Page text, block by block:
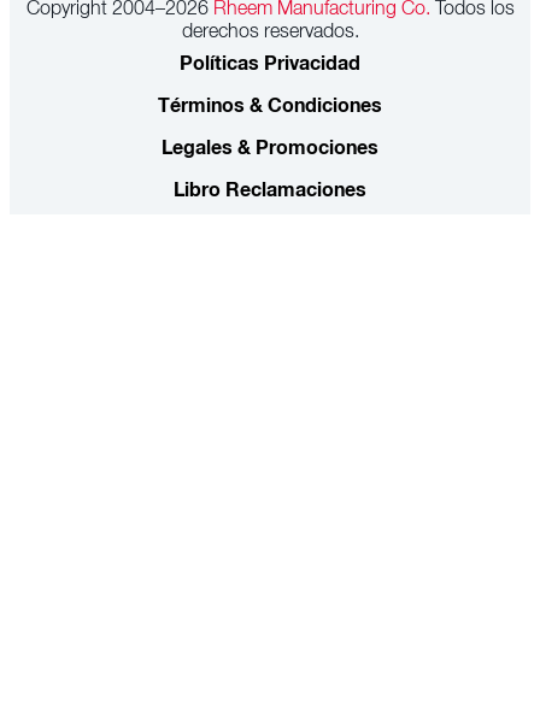
Copyright 2004–2026Rheem Manufacturing Co. Todos los
derechos reservados.
Políticas Privacidad
Términos & Condiciones
Legales & Promociones
Libro Reclamaciones